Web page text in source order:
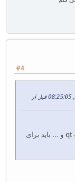
#4
نقل قول از: محمد چهارسوقی در جون 23, 2011, 08:25:05 قبل از
۱. آیا این کارهایی که در بالا گفتید مانند نصب qt و ... باید برای